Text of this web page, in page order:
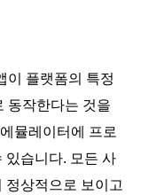
이 플랫폼의 특정
동작한다는 것을
뮬레이터에 프로
있습니다. 모든 사
정상적으로 보이고